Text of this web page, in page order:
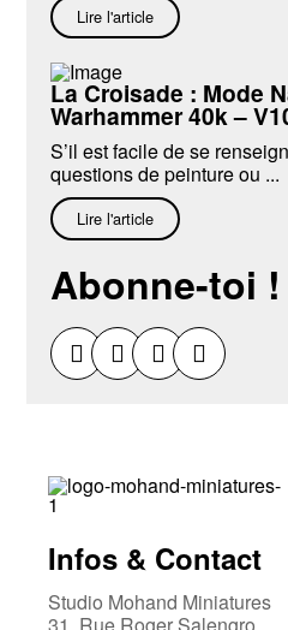
Lire l'article
La Croisade : Mode
Warhammer 40k –
S’il est facile de se
questions de peinture ou ...
Lire l'article
Abonne-toi !
Infos & Contact
Studio Mohand Miniatures